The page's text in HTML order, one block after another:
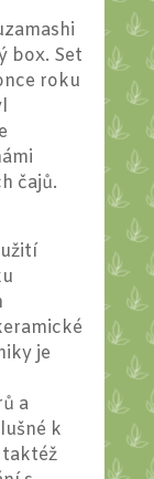
box. Set
roku
čajů.
je
a
k
taktéž